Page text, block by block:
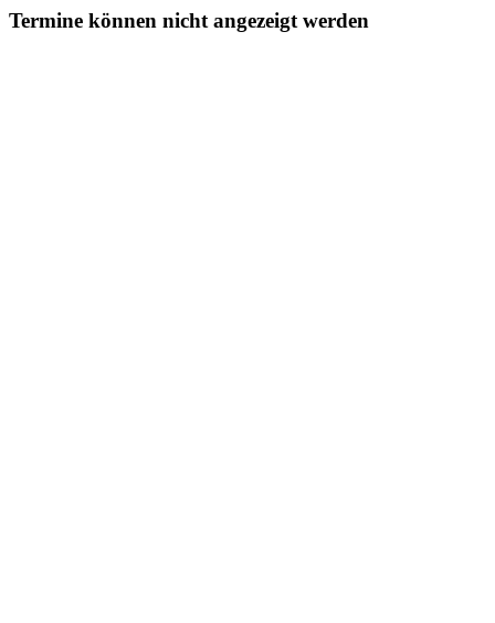
Termine können nicht angezeigt werden